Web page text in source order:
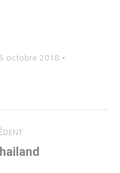
octobre 2018